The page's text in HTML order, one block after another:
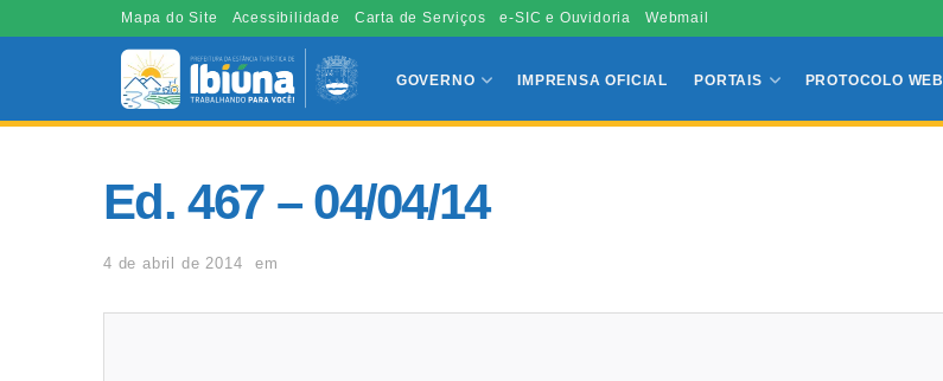
Mapa do Site Acessibilidade Carta de Serviços e-SIC e Ouvidoria Webmail
GOVERNO IMPRENSA OFICIAL PORTAIS PROTOCOLO WEB
Ed. 467 – 04/04/14
4 de abril de 2014 em